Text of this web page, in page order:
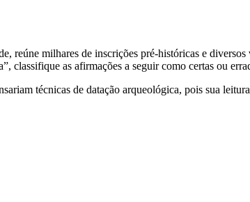
reúne milhares de inscrições pré-históricas e
classifique as afirmações a seguir como certas ou
técnicas de datação arqueológica, pois sua